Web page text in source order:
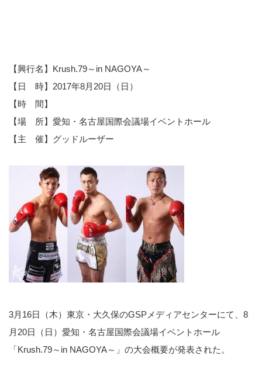
【興行名】Krush.79～in NAGOYA～
【日 時】2017年8月20日（日）
【時 間】
【場 所】愛知・名古屋国際会議場イベントホール
【主 催】グッドルーザー
3月16日（木）東京・大久保のGSPメディアセンターにて、8
月20日（日）愛知・名古屋国際会議場イベントホール
「Krush.79～in NAGOYA～」の大会概要が発表された。